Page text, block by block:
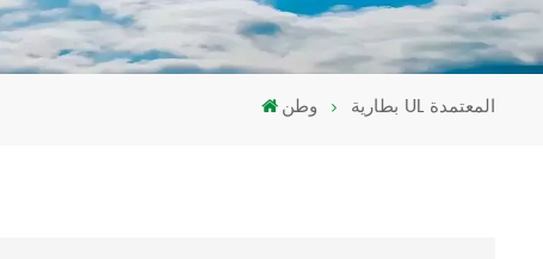
español
português
Türkçe
وطن بطارية UL المعتمدة